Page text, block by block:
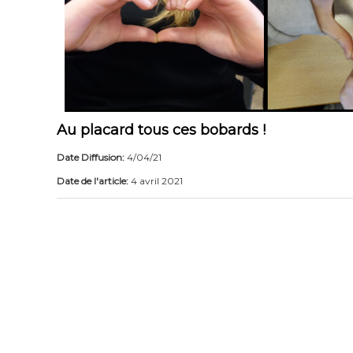
Au placard tous ces bobards !
Date Diffusion: 4/04/21
Date de l'article: 4 avril 2021